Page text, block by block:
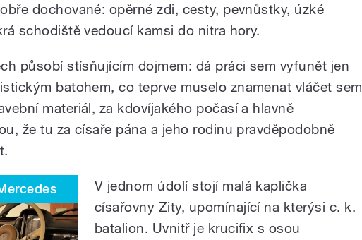
dochované: opěrné zdi, cesty, pevnůstky, úzké
schodiště vedoucí kamsi do nitra hory.
působí stísňujícím dojmem: dá práci sem vyfunět jen
batohem, co teprve muselo znamenat vláčet sem
materiál, za kdovíjakého počasí a hlavně
že tu za císaře pána a jeho rodinu pravděpodobně
V jednom údolí stojí malá kaplička
císařovny Zity, upomínající na kterýsi c. k.
batalion. Uvnitř je krucifix s osou